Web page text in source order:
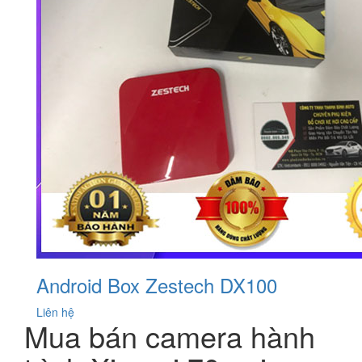
Android Box Zestech DX100
Liên hệ
Mua bán camera hành